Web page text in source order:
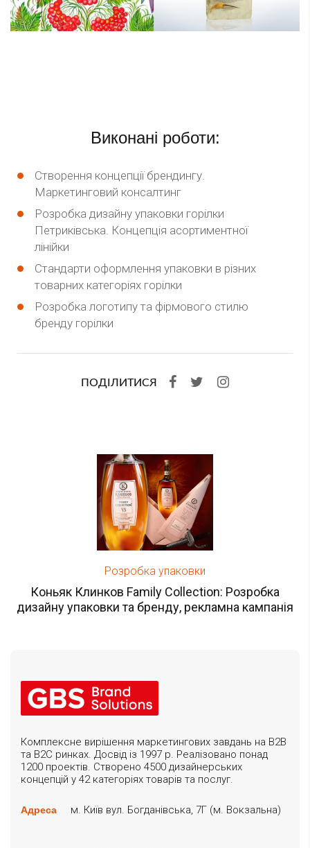
Виконані роботи:
Створення концепції брендингу.
Маркетинговий консалтинг
Розробка дизайну упаковки горілки
Петриківська. Концепція асортиментної
лінійки
Стандарти оформлення упаковки в різних
товарних категоріях горілки
Розробка логотипу та фірмового стилю
бренду горілки
ПОДІЛИТИСЯ
Розробка упаковки
Коньяк Клинков Family Collection: Розробка
дизайну упаковки та бренду, рекламна кампанія
Комплексне вирішення маркетингових завдань на B2B
та B2C ринках. Досвід із 1997 р. Реалізовано понад
1200 проектів. Створено 4500 дизайнерських
концепцій у 42 категоріях товарів та послуг.
Адреса м. Київ вул. Богданівська, 7Г (м. Вокзальна)